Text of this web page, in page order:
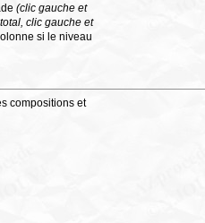
(clic gauche et
clic gauche et
si le niveau
compositions et